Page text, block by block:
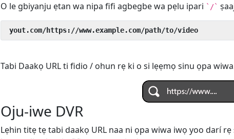
O le gbiyanju ẹtan wa nipa fifi agbegbe wa pẹlu ipari `/`
yout.com/https://www.example.com/path/to/video
Tabi Daakọ URL ti fidio / ohun rẹ ki o si lẹẹmọ sinu ọpa
Oju-iwe DVR
Lẹhin titẹ tẹ tabi daakọ URL naa ni ọpa wiwa iwọ yoo darí